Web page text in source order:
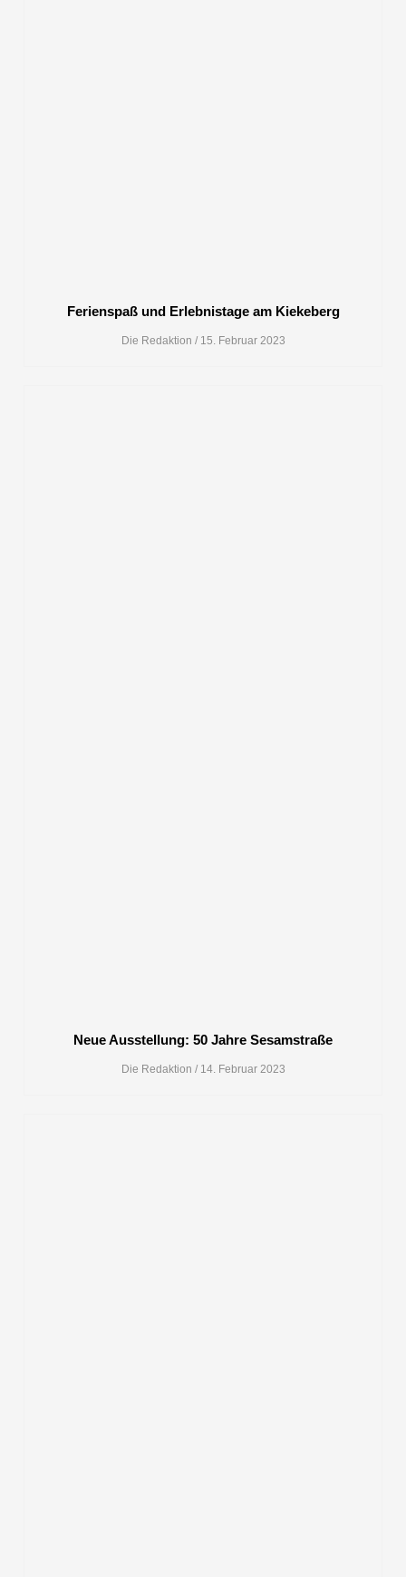
Ferienspaß und Erlebnistage am Kiekeberg
Die Redaktion 15. Februar 2023
Neue Ausstellung: 50 Jahre Sesamstraße
Die Redaktion 14. Februar 2023